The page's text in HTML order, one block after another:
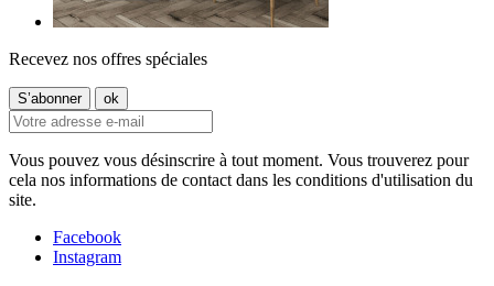
Recevez nos offres spéciales
Vous pouvez vous désinscrire à tout moment. Vous trouverez pour
cela nos informations de contact dans les conditions d'utilisation du
site.
Facebook
Instagram